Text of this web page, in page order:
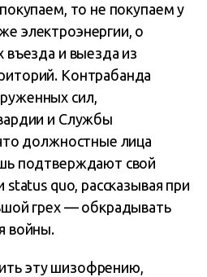
то не покупаем у
электроэнергии, о
въезда и выезда из
Контрабанда
сил,
и Службы
должностные лица
подтверждают свой
status quo, рассказывая при
грех — обкрадывать
войны.
эту шизофрению,